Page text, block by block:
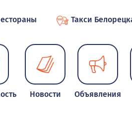
Такси
Новости Объявления